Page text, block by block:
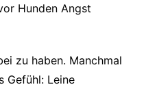
Hunden Angst
zu haben. Manchmal
Gefühl: Leine